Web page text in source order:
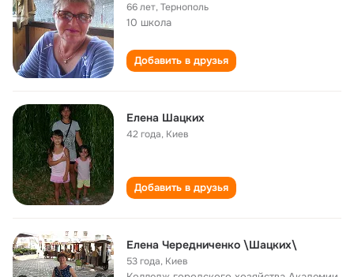
66 лет,Тернополь
10 школа
Добавить в друзья
Елена Шацких
42 года, Киев
Добавить в друзья
Елена Чередниченко \Шацких\
53 года, Киев